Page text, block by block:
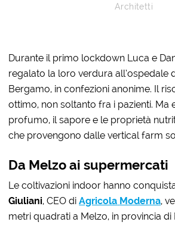
Architetti
Durante il primo lockdown Luca e
regalato la loro verdura all’ospedale
Bergamo, in confezioni anonime. Il
ottimo, non soltanto fra i pazienti. Ma
profumo, il sapore e le proprietà
che provengono dalle vertical farm
Da Melzo ai supermercati
Le coltivazioni indoor hanno
Giuliani, CEO diAgricola Moderna,
metri quadrati a Melzo, in provincia di